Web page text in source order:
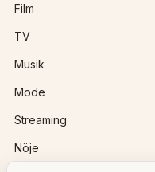
Film
TV
Musik
Mode
Streaming
Nöje